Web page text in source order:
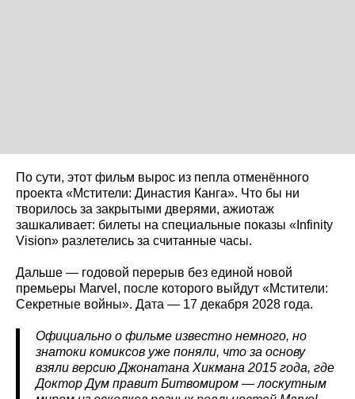
По сути, этот фильм вырос из пепла отменённого
проекта «Мстители: Династия Канга». Что бы ни
творилось за закрытыми дверями, ажиотаж
зашкаливает: билеты на специальные показы «Infinity
Vision» разлетелись за считанные часы.
Дальше — годовой перерыв без единой новой
премьеры Marvel, после которого выйдут «Мстители:
Секретные войны». Дата — 17 декабря 2028 года.
Официально о фильме известно немного, но
знатоки комиксов уже поняли, что за основу
взяли версию Джонатана Хикмана 2015 года, где
Доктор Дум правит Битвомиром — лоскутным